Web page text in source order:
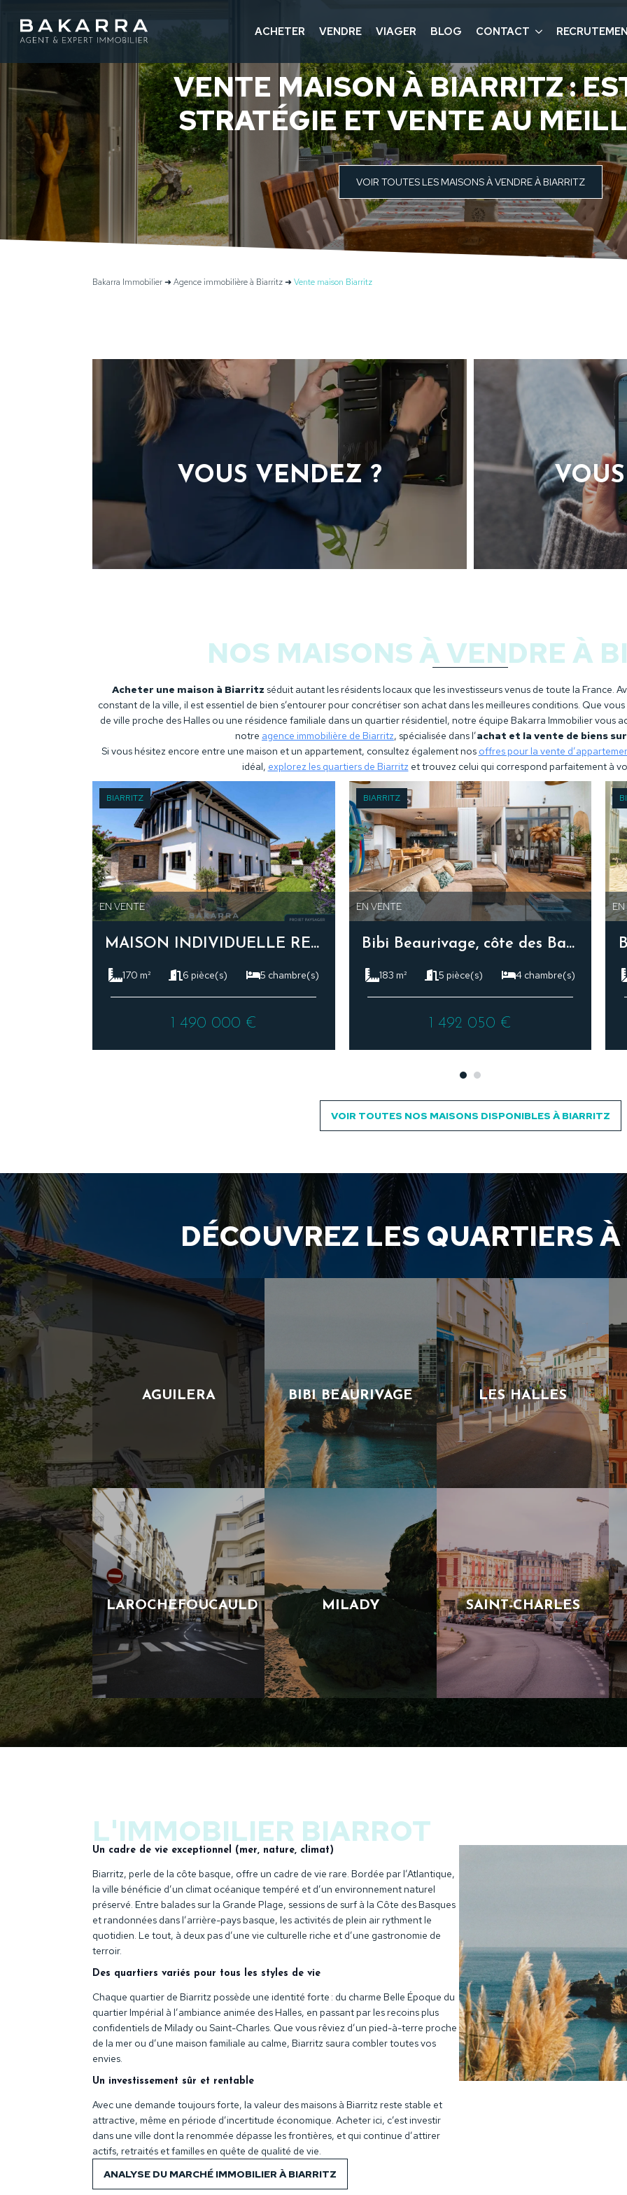
ACHETER VENDRE VIAGER BLOG CONTACT
VENTE MAISON À BIARRITZ :
STRATÉGIE ET VENTE AU
VOIR TOUTES LES MAISONS À VENDRE À BIARRITZ
Bakarra Immobilier➜ Agence immobilière à Biarritz➜ Vente maison Biarritz
VOUS VENDEZ ?
NOS MAISONS À VENDRE À
Acheter une maison à Biarritz séduit autant les résidents locaux que les investisseurs venus de toute la France.
constant de la ville, il est essentiel de bien s’entourer pour concrétiser son achat dans les meilleures conditions. Que
de ville proche des Halles ou une résidence familiale dans un quartier résidentiel, notre équipe Bakarra Immobilier vous
notre agence immobilière de Biarritz, spécialisée dans l’achat et la vente de biens
Si vous hésitez encore entre une maison et un appartement, consultez également nos offres pour la vente
idéal, explorez les quartiers de Biarritz et trouvez celui qui correspond parfaitement à
BIARRITZ
EN VENTE
MAISON INDIVIDUELLE RENOVATION COMPLETE ET DE QUALITE, QUARTIER MILADY/SAINT MARTIN
170 m² 6 pièce(s) 5 chambre(s)
1 490 000 €
BIARRITZ
EN VENTE
Bibi Beaurivage, côte des Basques maison loft d’exception
183 m² 5 pièce(s) 4 chambre(s)
1 492 050 €
VOIR TOUTES NOS MAISONS DISPONIBLES À BIARRITZ
DÉCOUVREZ LES QUARTIERS
AGUILERA BIBI BEAURIVAGE LES HALLES
LAROCHEFOUCAULD MILADY SAINT-CHARLES
L'IMMOBILIER BIARROT
Un cadre de vie exceptionnel (mer, nature, climat)
Biarritz, perle de la côte basque, offre un cadre de vie rare. Bordée par l’Atlantique,
la ville bénéficie d’un climat océanique tempéré et d’un environnement naturel
préservé. Entre balades sur la Grande Plage, sessions de surf à la Côte des Basques
et randonnées dans l’arrière-pays basque, les activités de plein air rythment le
quotidien. Le tout, à deux pas d’une vie culturelle riche et d’une gastronomie de
terroir.
Des quartiers variés pour tous les styles de vie
Chaque quartier de Biarritz possède une identité forte : du charme Belle Époque du
quartier Impérial à l’ambiance animée des Halles, en passant par les recoins plus
confidentiels de Milady ou Saint-Charles. Que vous rêviez d’un pied-à-terre proche
de la mer ou d’une maison familiale au calme, Biarritz saura combler toutes vos
envies.
Un investissement sûr et rentable
Avec une demande toujours forte, la valeur des maisons à Biarritz reste stable et
attractive, même en période d’incertitude économique. Acheter ici, c’est investir
dans une ville dont la renommée dépasse les frontières, et qui continue d’attirer
actifs, retraités et familles en quête de qualité de vie.
ANALYSE DU MARCHÉ IMMOBILIER À BIARRITZ